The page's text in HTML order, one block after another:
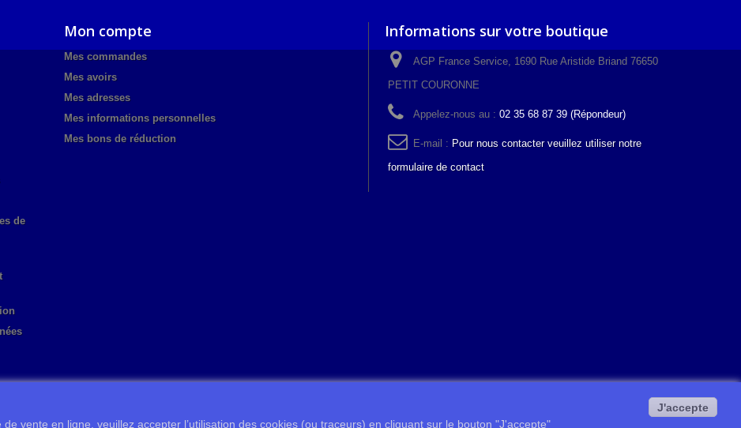
de
Mon compte
Mes commandes
Mes avoirs
Mes adresses
Mes informations personnelles
Mes bons de réduction
Informations sur votre boutique
AGP France Service, 1690 Rue Aristide Briand 76650
PETIT COURONNE
Appelez-nous au : 02 35 68 87 39 (Répondeur)
E-mail : Pour nous contacter veuillez utiliser notre
formulaire de contact
vente en ligne, veuillez accepter l’utilisation des cookies (ou traceurs) en cliquant sur le bouton "J'accepte"
J'accepte